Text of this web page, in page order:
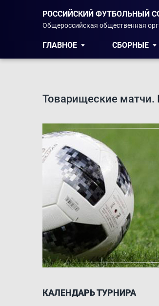
РОССИЙСКИЙ ФУТБОЛЬНЫЙ
Общероссийская общественная
ГЛАВНОЕ СБОРНЫЕ
Товарищеские
КАЛЕНДАРЬ ТУРНИРА